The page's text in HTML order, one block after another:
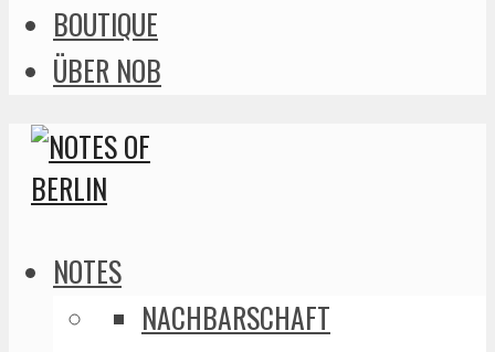
BOUTIQUE
ÜBER NOB
NOTES
NACHBARSCHAFT